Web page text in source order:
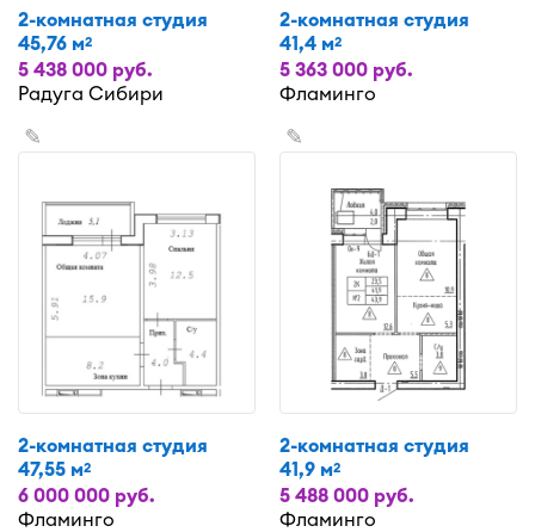
2-комнатная студия
45,76 м2
5 438 000 руб.
Радуга Сибири
2-комнатная студия
41,4 м2
5 363 000 руб.
Фламинго
✎
2-комнатная студия
47,55 м2
6 000 000 руб.
Фламинго
✎
2-комнатная студия
41,9 м2
5 488 000 руб.
Фламинго